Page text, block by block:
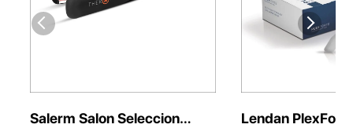
Salerm Salon Seleccion
Lendan